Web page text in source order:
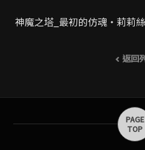
神魔之塔_最初的仿魂・莉莉
返回